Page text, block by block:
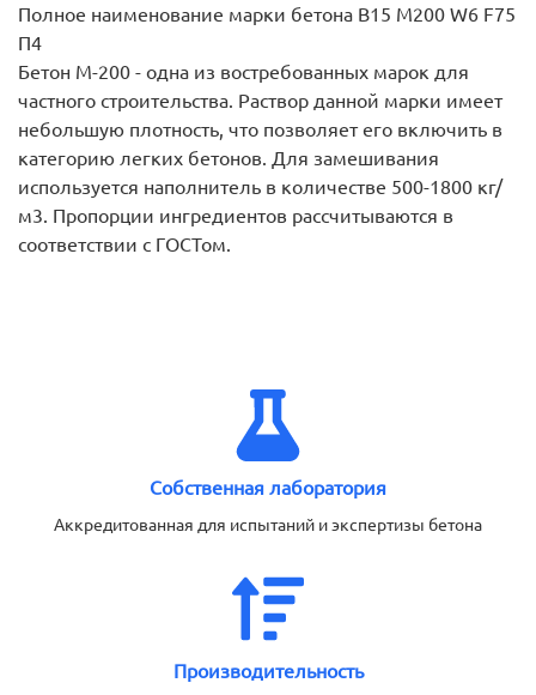
Полное наименование марки бетона B15 М200 W6 F75
П4
Бетон М-200 - одна из востребованных марок для
частного строительства. Раствор данной марки имеет
небольшую плотность, что позволяет его включить в
категорию легких бетонов. Для замешивания
используется наполнитель в количестве 500-1800 кг/
м3. Пропорции ингредиентов рассчитываются в
соответствии с ГОСТом.
Собственная лаборатория
Аккредитованная для испытаний и экспертизы бетона
Производительность